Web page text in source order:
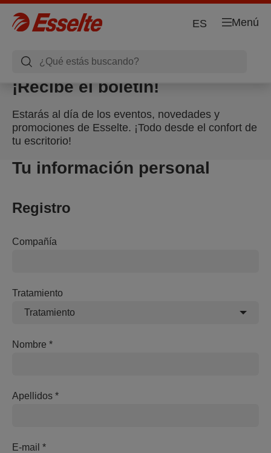
Menú
ES
¡Recibe el boletín!
Estarás al día de los eventos, novedades y
promociones de Esselte. ¡Todo desde el confort de
tu escritorio!
Tu información personal
Registro
Compañía
Tratamiento
Tratamiento
Nombre
Apellidos
E-mail